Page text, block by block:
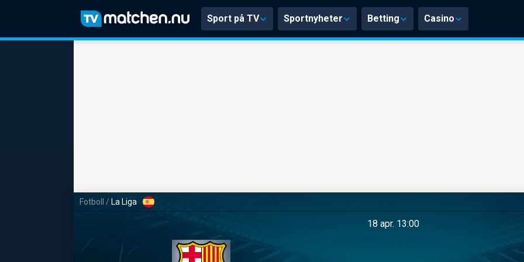
Sport på TV Sportnyheter Betting Casino
Fotboll / La Liga
18 apr. 13:00